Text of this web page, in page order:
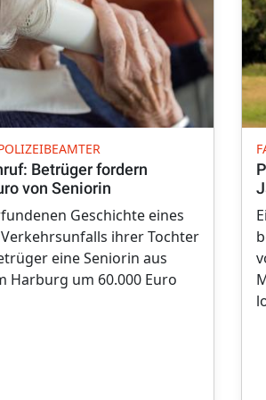
Betrüger fordern
von Seniorin
Geschichte eines
ihrer Tochter
eine Seniorin aus
Harburg um 60.000 Euro